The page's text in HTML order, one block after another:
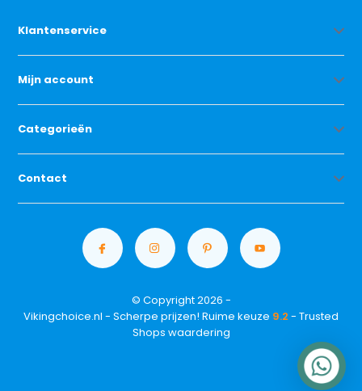
Klantenservice
Mijn account
Categorieën
Contact
© Copyright 2026 -
Vikingchoice.nl - Scherpe prijzen! Ruime keuze 9.2 - Trusted
Shops waardering